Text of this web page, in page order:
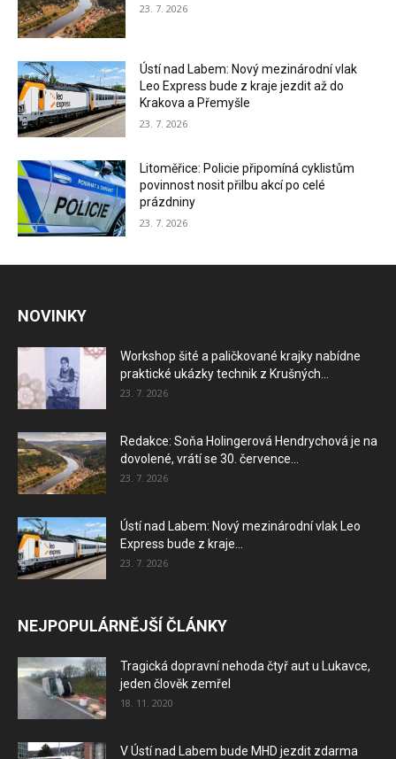
23. 7. 2026
Ústí nad Labem: Nový mezinárodní vlak
Leo Express bude z kraje jezdit až do
Krakova a Přemyšle
23. 7. 2026
Litoměřice: Policie připomíná cyklistům
povinnost nosit přilbu akcí po celé
prázdniny
23. 7. 2026
NOVINKY
Workshop šité a paličkované krajky nabídne
praktické ukázky technik z Krušných...
23. 7. 2026
Redakce: Soňa Holingerová Hendrychová je na
dovolené, vrátí se 30. července...
23. 7. 2026
Ústí nad Labem: Nový mezinárodní vlak Leo
Express bude z kraje...
23. 7. 2026
NEJPOPULÁRNĚJŠÍ ČLÁNKY
Tragická dopravní nehoda čtyř aut u Lukavce,
jeden člověk zemřel
18. 11. 2020
V Ústí nad Labem bude MHD jezdit zdarma